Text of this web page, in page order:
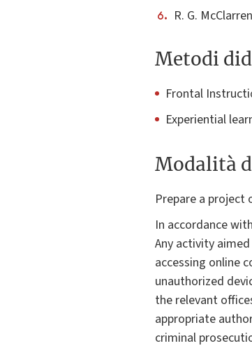
R. G.
Metodi
Frontal
Experiential
Modalità
Prepare a project
In accordance
Any activity
accessing online
unauthorized
the relevant
appropriate
criminal